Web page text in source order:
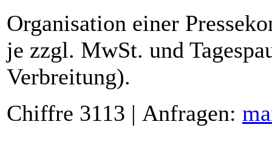
Organisation einer
je zzgl. MwSt. und
Verbreitung).
Chiffre 3113 | Anfragen: